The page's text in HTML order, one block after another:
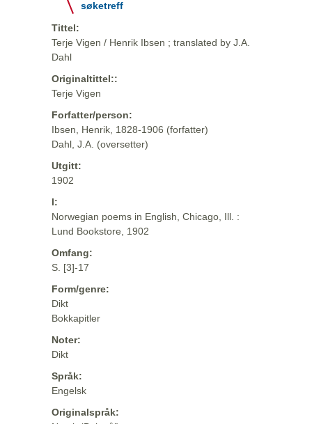
søketreff
Tittel:
Terje Vigen / Henrik Ibsen ; translated by J.A.
Dahl
Originaltittel::
Terje Vigen
Forfatter/person:
Ibsen, Henrik, 1828-1906 (forfatter)
Dahl, J.A. (oversetter)
Utgitt:
1902
I:
Norwegian poems in English, Chicago, Ill. :
Lund Bookstore, 1902
Omfang:
S. [3]-17
Form/genre:
Dikt
Bokkapitler
Noter:
Dikt
Språk:
Engelsk
Originalspråk: